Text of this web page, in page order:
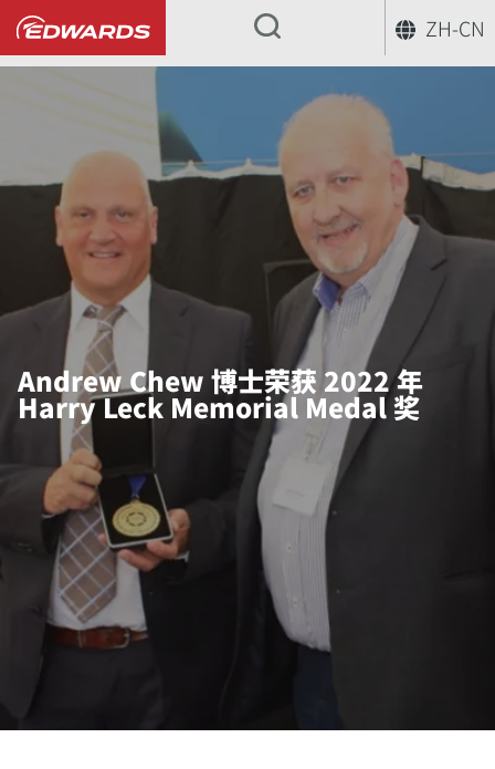
ZH-CN
...
Andrew Chew 博士荣获 2022 年
Harry Leck Memorial Medal 奖